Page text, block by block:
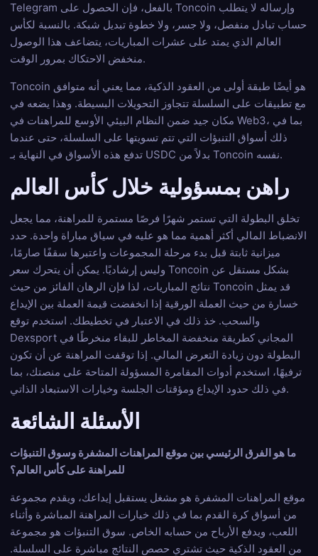
Telegram بالفعل، فإن الحصول على Toncoin وإرساله لا يتطلب
حساب تبادل منفصل، ولا جسر، ولا خطوة تبديل شبكة. بالنسبة لكأس
العالم الذي يمتد على عشرات المباريات، يتضاعف هذا الوصول
منخفض الاحتكاك بمرور الوقت.
Toncoin هو أيضًا طبقة أولى من العقود الذكية، مما يعني أنه متوافق
مع تطبيقات على السلسلة تتجاوز التحويلات البسيطة. وهذا يضعه في
مكان جيد ضمن النظام البيئي الأوسع للمراهنات في Web3، بما في
ذلك أسواق التنبؤات التي تتم تسويتها على السلسلة، حتى عندما
تدفع هذه الأسواق في النهاية بـ USDC بدلاً من Toncoin نفسه.
راهن بمسؤولية خلال كأس العالم
تخلق البطولة التي تستمر شهرًا فرصًا مستمرة للمراهنة، مما يجعل
الانضباط المالي أكثر أهمية مما هو عليه في سياق مباراة واحدة. حدد
ميزانية ثابتة قبل بدء مرحلة المجموعات واعتبرها سقفًا صارمًا،
وليس إرشاديًا. يمكن أن يتحرك سعر Toncoin بشكل مستقل عن
نتائج المباريات، لذا فإن الرهان الفائز من حيث Toncoin قد يمثل
خسارة من حيث العملة الورقية إذا انخفضت قيمة العملة بين الإيداع
والسحب. خذ ذلك في الاعتبار في تخطيطك. استخدم توقع
Dexsport المجاني كطريقة منخفضة المخاطر للبقاء منخرطًا في
البطولة دون زيادة التعرض المالي. إذا توقفت المراهنة عن أن تكون
ترفيهًا، استخدم أدوات المقامرة المسؤولة المتاحة على منصتك، بما
في ذلك حدود الإيداع ومؤقتات الجلسة وخيارات الاستبعاد الذاتي.
الأسئلة الشائعة
ما هو الفرق الرئيسي بين موقع المراهنات المشفرة وسوق التنبؤات
للمراهنة على كأس العالم؟
موقع المراهنات المشفرة هو مشغل يستقبل إيداعك، ويقدم مجموعة
من أسواق كرة القدم بما في ذلك خيارات المراهنة المباشرة وأثناء
اللعب، ويدفع الأرباح من حسابه الخاص. سوق التنبؤات هو مجموعة
من العقود الذكية حيث تشتري حصص النتائج مباشرة على السلسلة.